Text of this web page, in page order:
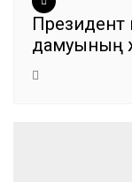
Президент
дамуының